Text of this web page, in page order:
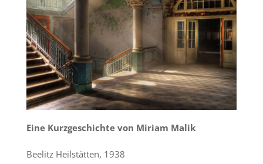
Eine Kurzgeschichte von Miriam Malik
Beelitz Heilstätten, 1938